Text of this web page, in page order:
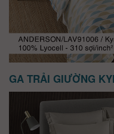
GA TRẢI GIƯỜNG